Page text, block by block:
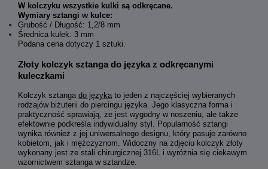
W kolczyku wszystkie kulki są odkręcane.
Wymiary sztangi w kulce:
Grubość / Długość: 1,2/8 mm
Średnica kulek: 3 mm
Podana cena dotyczy 1 sztuki.
Złoty kolczyk sztanga do języka z odkręcanymi
kuleczkami
Kolczyk sztanga do języka to jeden z najczęściej wybieranych
rodzajów biżuterii do piercingu języka. Jego klasyczna forma i
praktyczność sprawiają, że jest wygodny w noszeniu, ale także
efektownie podkreśla indywidualny styl. Popularność sztangi
wynika również z jej uniwersalnego designu, który pasuje zarówno
kobietom, jak i mężczyznom. Widoczny na zdjęciu kolczyk złoty
wykonany jest ze stali chirurgicznej 316L i wyróżnia się ciekawym
wzornictwem sztanga w sztandze.